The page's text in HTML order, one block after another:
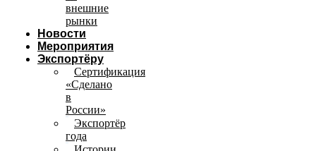
внешние
рынки
Новости
Мероприятия
Экспортёру
Сертификация
«Сделано
в
России»
Экспортёр
года